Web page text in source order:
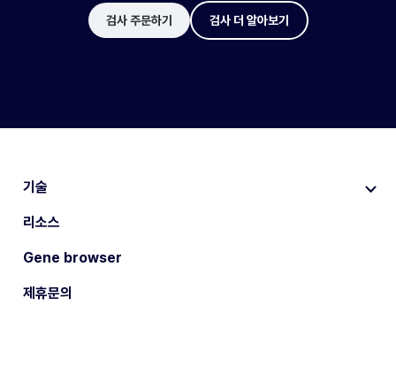
검사 주문하기 검사 더 알아보기
기술
리소스
Gene browser
제휴문의